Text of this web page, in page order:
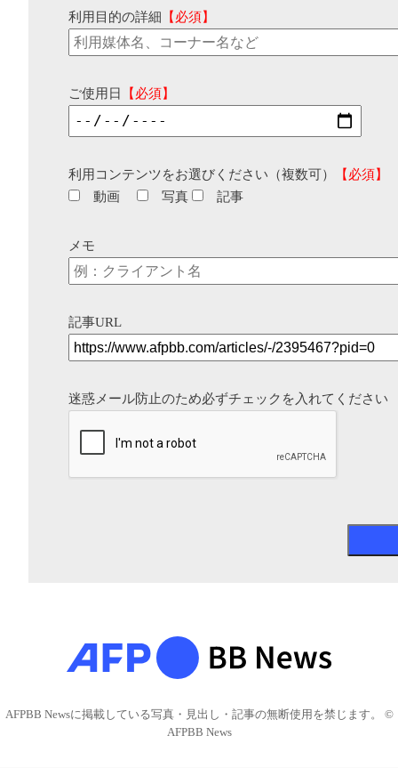
利用目的の詳細 【必須】
ご使用日 【必須】
利用コンテンツをお選びください（複数可）
【必須】
動画
写真 記事
メモ
記事URL
迷惑メール防止のため必ずチェックを入れてください
AFPBB Newsに掲載している写真・見出し・記事の無断使用を禁じます。 ©
AFPBB News